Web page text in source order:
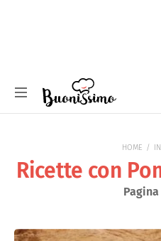
HOME
Ricette con